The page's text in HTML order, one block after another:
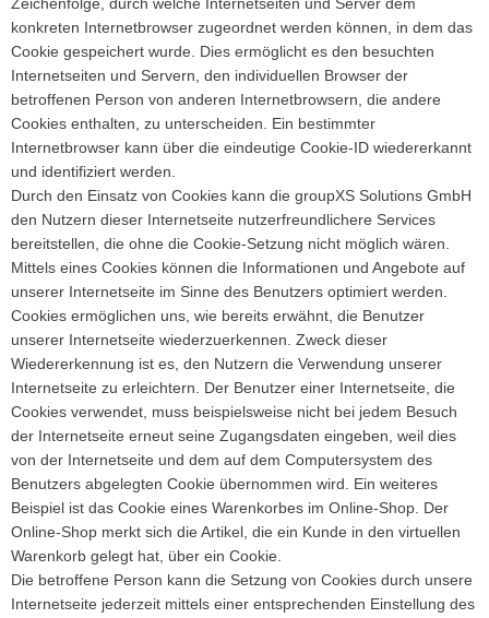
Zeichenfolge, durch welche Internetseiten und Server dem
konkreten Internetbrowser zugeordnet werden können, in dem das
Cookie gespeichert wurde. Dies ermöglicht es den besuchten
Internetseiten und Servern, den individuellen Browser der
betroffenen Person von anderen Internetbrowsern, die andere
Cookies enthalten, zu unterscheiden. Ein bestimmter
Internetbrowser kann über die eindeutige Cookie-ID wiedererkannt
und identifiziert werden.
Durch den Einsatz von Cookies kann die groupXS Solutions GmbH
den Nutzern dieser Internetseite nutzerfreundlichere Services
bereitstellen, die ohne die Cookie-Setzung nicht möglich wären.
Mittels eines Cookies können die Informationen und Angebote auf
unserer Internetseite im Sinne des Benutzers optimiert werden.
Cookies ermöglichen uns, wie bereits erwähnt, die Benutzer
unserer Internetseite wiederzuerkennen. Zweck dieser
Wiedererkennung ist es, den Nutzern die Verwendung unserer
Internetseite zu erleichtern. Der Benutzer einer Internetseite, die
Cookies verwendet, muss beispielsweise nicht bei jedem Besuch
der Internetseite erneut seine Zugangsdaten eingeben, weil dies
von der Internetseite und dem auf dem Computersystem des
Benutzers abgelegten Cookie übernommen wird. Ein weiteres
Beispiel ist das Cookie eines Warenkorbes im Online-Shop. Der
Online-Shop merkt sich die Artikel, die ein Kunde in den virtuellen
Warenkorb gelegt hat, über ein Cookie.
Die betroffene Person kann die Setzung von Cookies durch unsere
Internetseite jederzeit mittels einer entsprechenden Einstellung des